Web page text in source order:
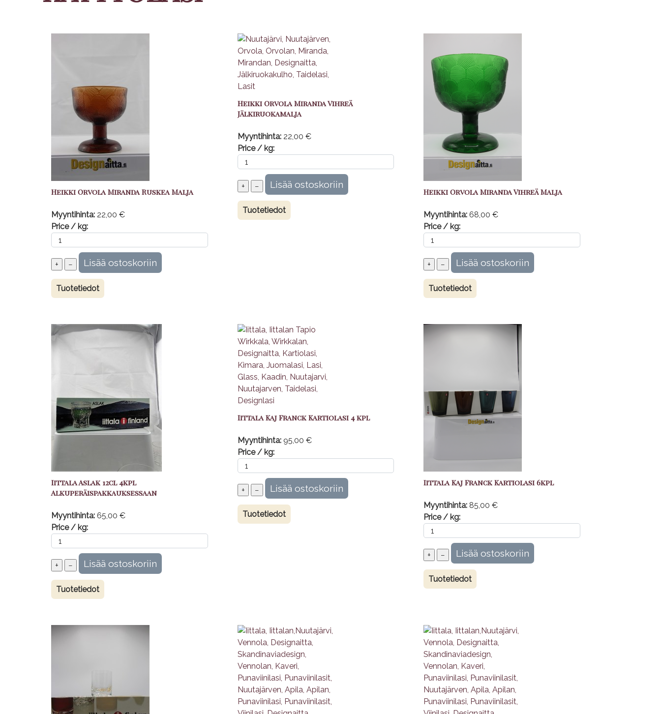
Heikki Orvola Miranda Ruskea Malja
Myyntihinta: 22,00 €
Price / kg:
Tuotetiedot
Heikki Orvola Miranda Vihreä
Jälkiruokamalja
Myyntihinta: 22,00 €
Price / kg:
Tuotetiedot
Heikki Orvola Miranda Vihreä Malja
Myyntihinta: 68,00 €
Price / kg:
Tuotetiedot
Iittala Aslak 12cl 4kpl
Alkuperäispakkauksessaan
Myyntihinta: 65,00 €
Price / kg:
Tuotetiedot
Iittala Kaj Franck Kartiolasi 4 kpl
Myyntihinta: 95,00 €
Price / kg:
Tuotetiedot
Iittala Kaj Franck Kartiolasi 6kpl
Myyntihinta:85,00 €
Price / kg:
Tuotetiedot